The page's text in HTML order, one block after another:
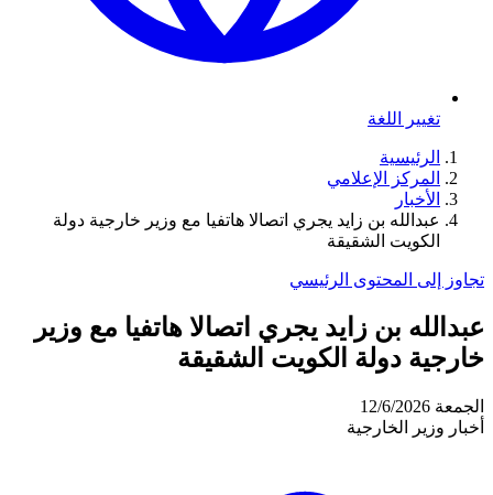
تغيير اللغة
الرئيسية
المركز الإعلامي
الأخبار
عبدالله بن زايد يجري اتصالا هاتفيا مع وزير خارجية دولة
الكويت الشقيقة
تجاوز إلى المحتوى الرئيسي
عبدالله بن زايد يجري اتصالا هاتفيا مع وزير
خارجية دولة الكويت الشقيقة
الجمعة 12/6/2026
أخبار وزير الخارجية